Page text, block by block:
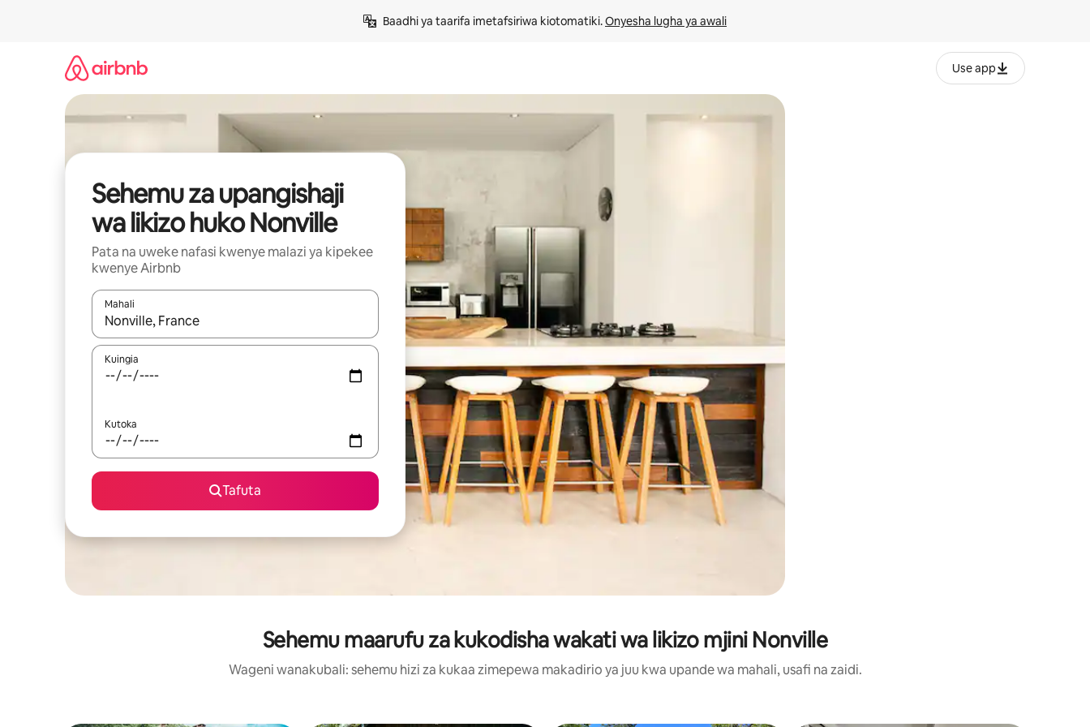
Baadhi ya taarifa imetafsiriwa kiotomatiki. Onyesha lugha ya awali
Use app
Sehemu za upangishaji
wa likizo huko Nonville
Pata na uweke nafasi kwenye malazi ya kipekee
kwenye Airbnb
Mahali
Wakati matokeo yanapatikana, vinjari kwa kutumia vitufe vya vishale vya juu na chini au uchunguze kwa kugusa au kutelezesha kidole kwenye ishara.
Kuingia
Kutoka
Tafuta
Sehemu maarufu za kukodisha wakati wa likizo mjini Nonville
Wageni wanakubali: sehemu hizi za kukaa zimepewa makadirio ya juu kwa upande wa mahali, usafi na zaidi.